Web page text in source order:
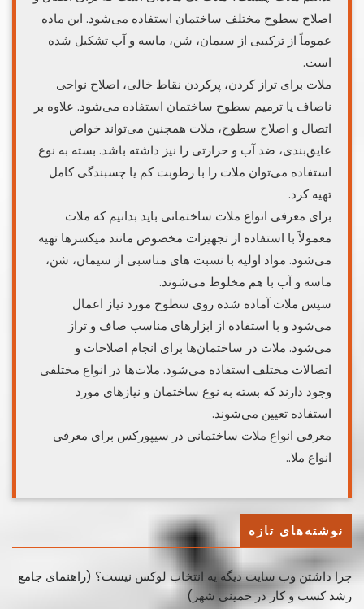
اصلاح سطوح مختلف ساختمان استفاده می‌شود. این ماده
عموماً از ترکیبی از سیمان، شن، ماسه و آب تشکیل شده
است.
ملات برای تراز کردن، پرکردن نقاط خالی، اصلاح نواحی
ناصاف یا ترمیم سطوح ساختمان استفاده می‌شود. علاوه بر
اتصال و اصلاح سطوح، ملات همچنین می‌تواند خواص
عایق‌بندی، ضد آب و حرارتی را نیز داشته باشد. بسته به نوع
استفاده می‌توان ملات را با رطوبت کم یا چسبندگی کامل
تهیه کرد.
برای معرفی انواع ملات ساختمانی باید بدانیم که ملات
معمولاً با استفاده از تجهیزات مخصوص مانند میکسرها تهیه
می‌شود. مواد اولیه با نسبت‌ های مناسبی از سیمان، شن،
ماسه و آب با هم مخلوط می‌شوند.
سپس ملات آماده شده روی سطوح مورد نیاز اعمال
می‌شود و با استفاده از ابزارهای مناسب صاف و تراز
می‌شود. ملات در ساختمان‌ها برای انجام اصلاحات و
اتصالات مختلف استفاده می‌شود. ملات‌ها در انواع مختلفی
وجود دارند که بسته به نوع ساختمان و نیازهای مورد
استفاده تعیین می‌شوند.
معرفی انواع ملات ساختمانی در سیپورکس برای معرفی
انواع ملا..
نوشته‌های تازه
چرا داشتن وب سایت دیگه یه انتخاب لوکس نیست؟ (راهنمای جامع
رشد کسب ‌و کار در خمینی ‌شهر)